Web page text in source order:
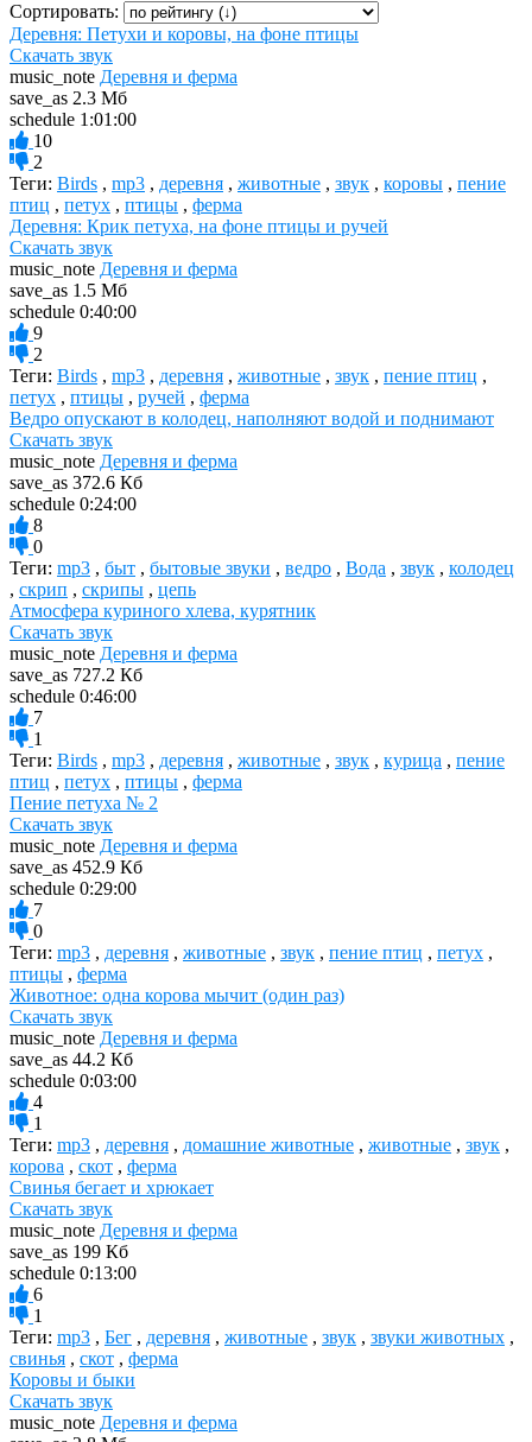
Сортировать:
Деревня: Петухи и коровы, на фоне птицы
Скачать звук
music_note Деревня и ферма
save_as 2.3 Мб
schedule 1:01:00
10
2
Теги: Birds , mp3 , деревня , животные , звук , коровы , пение
птиц , петух , птицы , ферма
Деревня: Крик петуха, на фоне птицы и ручей
Скачать звук
music_note Деревня и ферма
save_as 1.5 Мб
schedule 0:40:00
9
2
Теги: Birds , mp3 , деревня , животные , звук , пение птиц ,
петух , птицы , ручей , ферма
Ведро опускают в колодец, наполняют водой и поднимают
Скачать звук
music_note Деревня и ферма
save_as 372.6 Кб
schedule 0:24:00
8
0
Теги: mp3 , быт , бытовые звуки , ведро , Вода , звук , колодец
, скрип , скрипы , цепь
Атмосфера куриного хлева, курятник
Скачать звук
music_note Деревня и ферма
save_as 727.2 Кб
schedule 0:46:00
7
1
Теги: Birds , mp3 , деревня , животные , звук , курица , пение
птиц , петух , птицы , ферма
Пение петуха № 2
Скачать звук
music_note Деревня и ферма
save_as 452.9 Кб
schedule 0:29:00
7
0
Теги: mp3 , деревня , животные , звук , пение птиц , петух ,
птицы , ферма
Животное: одна корова мычит (один раз)
Скачать звук
music_note Деревня и ферма
save_as 44.2 Кб
schedule 0:03:00
4
1
Теги: mp3 , деревня , домашние животные , животные , звук ,
корова , скот , ферма
Свинья бегает и хрюкает
Скачать звук
music_note Деревня и ферма
save_as 199 Кб
schedule 0:13:00
6
1
Теги: mp3 , Бег , деревня , животные , звук , звуки животных ,
свинья , скот , ферма
Коровы и быки
Скачать звук
music_note Деревня и ферма